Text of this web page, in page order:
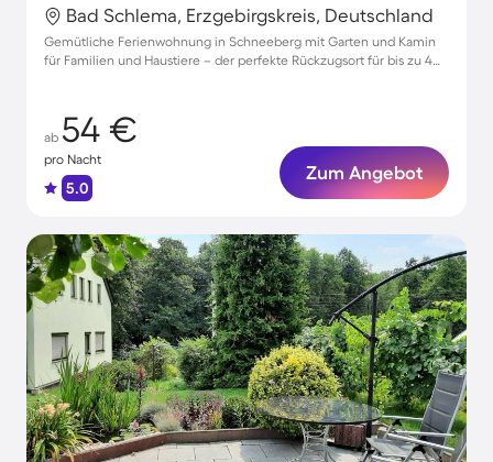
Bad Schlema, Erzgebirgskreis, Deutschland
Gemütliche Ferienwohnung in Schneeberg mit Garten und Kamin
für Familien und Haustiere – der perfekte Rückzugsort für bis zu 4
ab 54 €
pro Nacht
5.0
Zum Angebot